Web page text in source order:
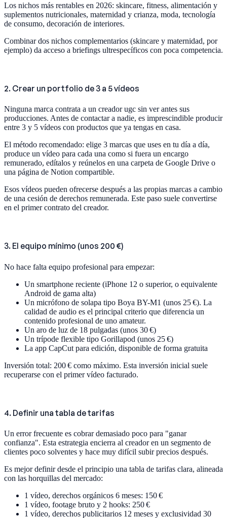
Los nichos más rentables en 2026: skincare, fitness, alimentación y
suplementos nutricionales, maternidad y crianza, moda, tecnología
de consumo, decoración de interiores.
Combinar dos nichos complementarios (skincare y maternidad, por
ejemplo) da acceso a briefings ultrespecíficos con poca competencia.
2. Crear un portfolio de 3 a 5 vídeos
Ninguna marca contrata a un creador ugc sin ver antes sus
producciones. Antes de contactar a nadie, es imprescindible producir
entre 3 y 5 vídeos con productos que ya tengas en casa.
El método recomendado: elige 3 marcas que uses en tu día a día,
produce un vídeo para cada una como si fuera un encargo
remunerado, edítalos y reúnelos en una carpeta de Google Drive o
una página de Notion compartible.
Esos vídeos pueden ofrecerse después a las propias marcas a cambio
de una cesión de derechos remunerada. Este paso suele convertirse
en el primer contrato del creador.
3. El equipo mínimo (unos 200 €)
No hace falta equipo profesional para empezar:
Un smartphone reciente (iPhone 12 o superior, o equivalente
Android de gama alta)
Un micrófono de solapa tipo Boya BY-M1 (unos 25 €). La
calidad de audio es el principal criterio que diferencia un
contenido profesional de uno amateur.
Un aro de luz de 18 pulgadas (unos 30 €)
Un trípode flexible tipo Gorillapod (unos 25 €)
La app CapCut para edición, disponible de forma gratuita
Inversión total: 200 € como máximo. Esta inversión inicial suele
recuperarse con el primer vídeo facturado.
4. Definir una tabla de tarifas
Un error frecuente es cobrar demasiado poco para "ganar
confianza". Esta estrategia encierra al creador en un segmento de
clientes poco solventes y hace muy difícil subir precios después.
Es mejor definir desde el principio una tabla de tarifas clara, alineada
con las horquillas del mercado:
1 vídeo, derechos orgánicos 6 meses: 150 €
1 vídeo, footage bruto y 2 hooks: 250 €
1 vídeo, derechos publicitarios 12 meses y exclusividad 30